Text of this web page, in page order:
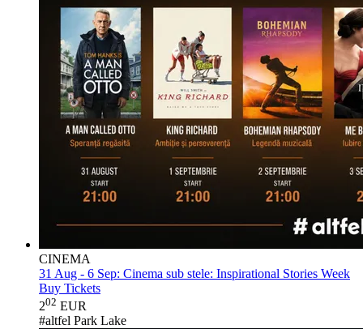
CINEMA
31 Aug - 6 Sep: Cinema sub stele: Inspirational Stories Week
Buy Tickets
202 EUR
#altfel Park Lake